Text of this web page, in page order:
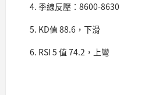
季線反壓：8600-8630
KD值 88.6，下滑
RSI 5 值 74.2，上彎